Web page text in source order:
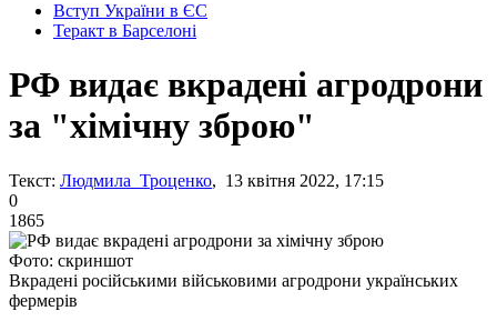
Вступ України в ЄС
Теракт в Барселоні
РФ видає вкрадені агродрони
за "хімічну зброю"
Текст: Людмила Троценко, 13 квітня 2022, 17:15
0
1865
Фото: скриншот
Вкрадені російськими військовими агродрони українських
фермерів